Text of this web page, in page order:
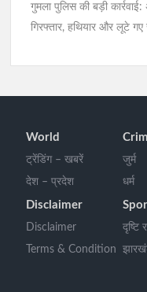
गुमला पुलिस की बड़ी
गिरफ्तार, हथियार और लूटे गए
World
ट्रेंडिंग – खबरें
देश – प्रदेश
जुर्म
धर्म
Disclaimer
Disclaimer
Terms & Condition
दृष्टि